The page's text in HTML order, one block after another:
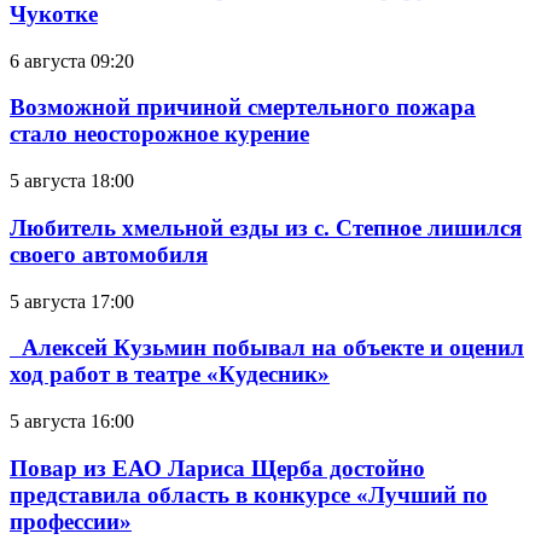
Чукотке
6 августа 09:20
Возможной причиной смертельного пожара
стало неосторожное курение
5 августа 18:00
Любитель хмельной езды из с. Степное лишился
своего автомобиля
5 августа 17:00
Алексей Кузьмин побывал на объекте и оценил
ход работ в театре «Кудесник»
5 августа 16:00
Повар из ЕАО Лариса Щерба достойно
представила область в конкурсе «Лучший по
профессии»